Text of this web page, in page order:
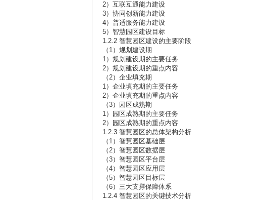
2）互联互通能力建设
3）协同创新能力建设
4）普适服务能力建设
5）智慧园区建设目标
1.2.2 智慧园区建设的主要阶段
（1）规划建设期
1）规划建设期的主要任务
2）规划建设期的重点内容
（2）企业填充期
1）企业填充期的主要任务
2）企业填充期的重点内容
（3）园区成熟期
1）园区成熟期的主要任务
2）园区成熟期的重点内容
1.2.3 智慧园区的总体架构分析
（1）智慧园区基础层
（2）智慧园区数据层
（3）智慧园区平台层
（4）智慧园区应用层
（5）智慧园区目标层
（6）三大支撑保障体系
1.2.4 智慧园区的关键技术分析